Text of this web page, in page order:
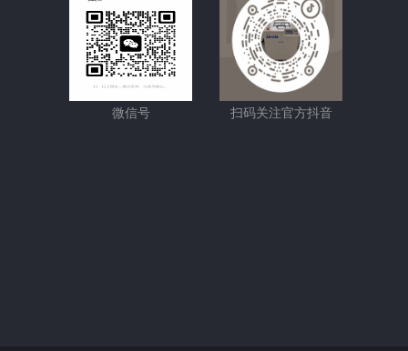
微信号 扫码关注官方抖音